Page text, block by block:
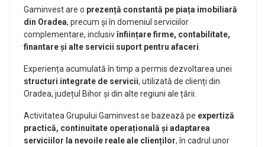
Gaminvest are o prezență constantă pe piața imobiliară
din Oradea, precum și în domeniul serviciilor
complementare, inclusivînființare firme, contabilitate,
finantare și alte servicii suport pentru afaceri
Experiența acumulată în timp a permis dezvoltarea unei
structuri integrate de servicii, utilizată de clienți din
Oradea, județul Bihor și din alte regiuni ale țării.
Activitatea Grupului Gaminvest se bazează pe expertiză
practică, continuitate operațională și adaptarea
serviciilor la nevoile reale ale clienților, în cadrul unor